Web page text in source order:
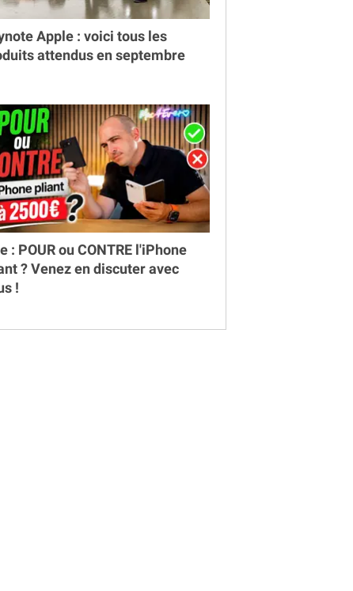
Apple : voici tous les
attendus en septembre
: POUR ou CONTRE l'iPhone
? Venez en discuter avec
!